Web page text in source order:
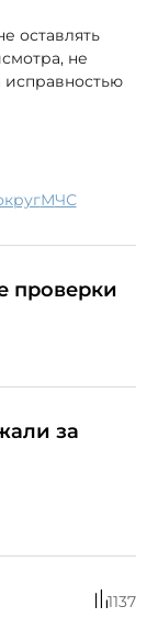
оставлять
не
исправностью
МЧС
проверки
за
1137